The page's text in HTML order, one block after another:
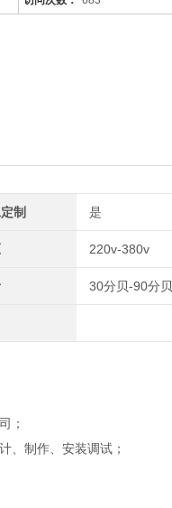
制 是
220v-380v
30分贝-90分贝
；
、制作、安装调试；